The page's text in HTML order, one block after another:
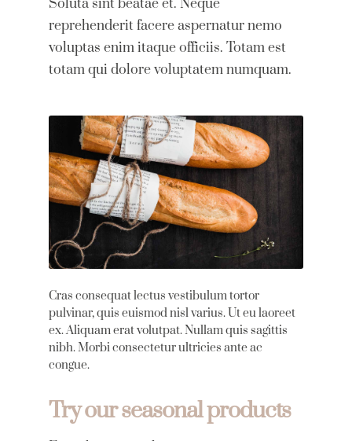
Soluta sint beatae et. Neque
reprehenderit facere aspernatur nemo
voluptas enim itaque officiis. Totam est
totam qui dolore voluptatem numquam.
Cras consequat lectus vestibulum tortor
pulvinar, quis euismod nisl varius. Ut eu laoreet
ex. Aliquam erat volutpat. Nullam quis sagittis
nibh. Morbi consectetur ultricies ante ac
congue.
Try our seasonal products